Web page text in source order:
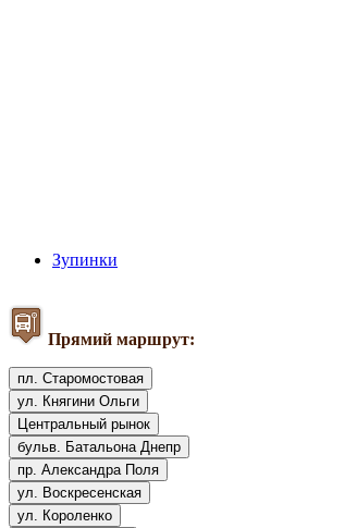
Зупинки
Прямий маршрут:
пл. Старомостовая
ул. Княгини Ольги
Центральный рынок
бульв. Батальона Днепр
пр. Александра Поля
ул. Воскресенская
ул. Короленко